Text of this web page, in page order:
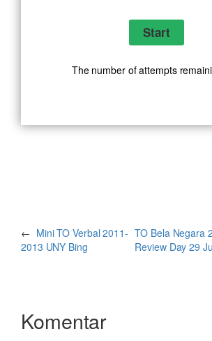
The number of attempts
← Mini TO Verbal 2011-
2013 UNY Bing
TO Bela Negara
Review Day 29
Komentar